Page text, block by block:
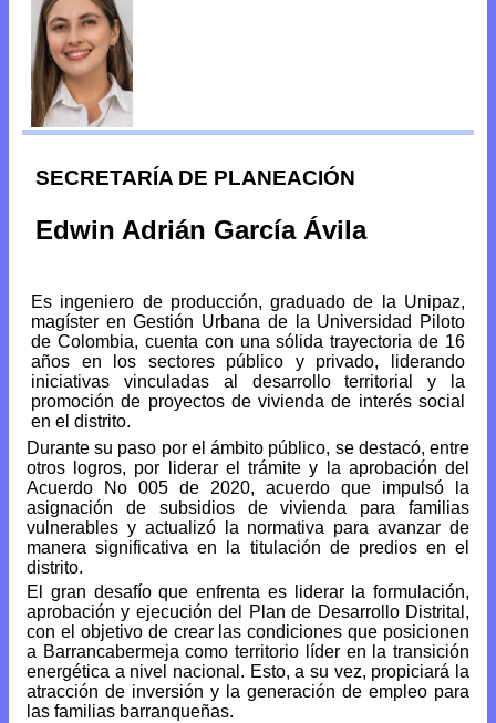
SECRETARÍA DE PLANEACIÓN
Edwin Adrián García Ávila
Es ingeniero de producción, graduado de la Unipaz,
magíster en Gestión Urbana de la Universidad Piloto
de Colombia, cuenta con una sólida trayectoria de 16
años en los sectores público y privado, liderando
iniciativas vinculadas al desarrollo territorial y la
promoción de proyectos de vivienda de interés social
en el distrito.
Durante su paso por el ámbito público, se destacó, entre
otros logros, por liderar el trámite y la aprobación del
Acuerdo No 005 de 2020, acuerdo que impulsó la
asignación de subsidios de vivienda para familias
vulnerables y actualizó la normativa para avanzar de
manera significativa en la titulación de predios en el
distrito.
El gran desafío que enfrenta es liderar la formulación,
aprobación y ejecución del Plan de Desarrollo Distrital,
con el objetivo de crear las condiciones que posicionen
a Barrancabermeja como territorio líder en la transición
energética a nivel nacional. Esto, a su vez, propiciará la
atracción de inversión y la generación de empleo para
las familias barranqueñas.